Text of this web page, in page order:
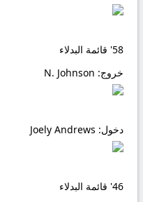
58' قائمة البدلاء
خروج:
دخول:
46' قائمة البدلاء